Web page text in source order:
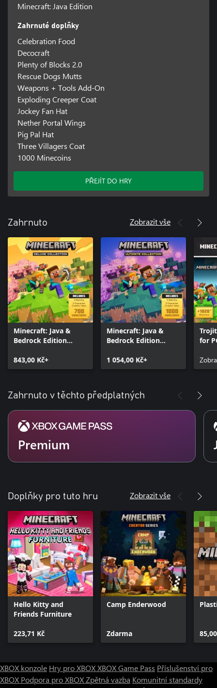
Minecraft: Java Edition
Zahrnuté doplňky
Celebration Food
Decocraft
Plenty of Blocks 2.0
Rescue Dogs Mutts
Weapons + Tools Add-On
Exploding Creeper Coat
Jockey Fan Hat
Nether Portal Wings
Pig Pal Hat
Three Villagers Coat
1000 Minecoins
PŘEJÍT DO HRY
Zahrnuto Zobrazit vše
Minecraft: Java &
Bedrock Edition
843,00 Kč+
Minecraft: Java &
Bedrock Edition
1 054,00 Kč+
for
Zahrnuto v těchto předplatných
Premium
Doplňky pro tuto hru Zobrazit vše
Hello Kitty and
Friends Furniture
223,71 Kč
Camp Enderwood
Zdarma
XBOX konzole Hry pro XBOXXBOX Game Pass Příslušenství pro
XBOX Podpora pro XBOXZpětná vazba Komunitní standardy